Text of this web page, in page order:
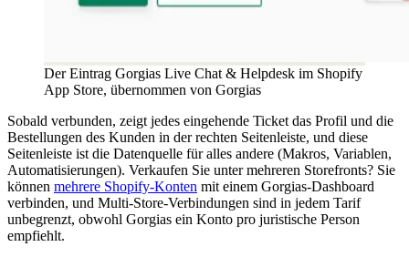
Der Eintrag Gorgias Live Chat & Helpdesk im Shopify
App Store, übernommen von Gorgias
Sobald verbunden, zeigt jedes eingehende Ticket das Profil und die
Bestellungen des Kunden in der rechten Seitenleiste, und diese
Seitenleiste ist die Datenquelle für alles andere (Makros, Variablen,
Automatisierungen). Verkaufen Sie unter mehreren Storefronts? Sie
können mehrere Shopify-Konten mit einem Gorgias-Dashboard
verbinden, und Multi-Store-Verbindungen sind in jedem Tarif
unbegrenzt, obwohl Gorgias ein Konto pro juristische Person
empfiehlt.